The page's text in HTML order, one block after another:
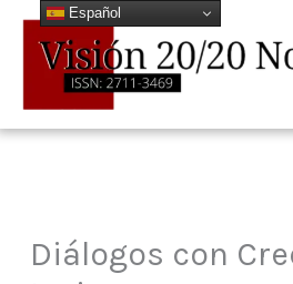
contenido
Diálogos con
Español